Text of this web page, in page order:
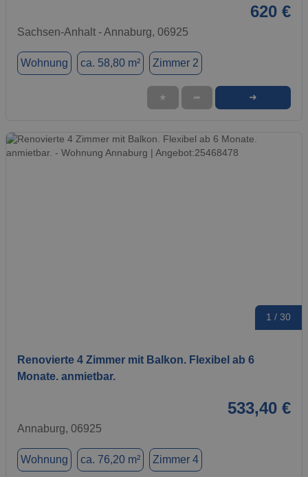
620 €
Sachsen-Anhalt - Annaburg, 06925
Wohnung ca. 58,80 m² Zimmer 2
★ ➦ ➜
1 / 30
Renovierte 4 Zimmer mit Balkon. Flexibel ab 6
Monate. anmietbar.
533,40 €
Annaburg, 06925
Wohnung ca. 76,20 m² Zimmer 4